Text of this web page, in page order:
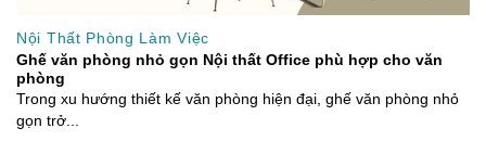
Nội Thất Phòng Làm Việc
Ghế văn phòng nhỏ gọn Nội thất Office phù hợp cho văn
phòng
Trong xu hướng thiết kế văn phòng hiện đại, ghế văn phòng nhỏ
gọn trở...